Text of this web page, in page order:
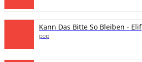
Kann Das Bitte So Bleiben - Elif
pop